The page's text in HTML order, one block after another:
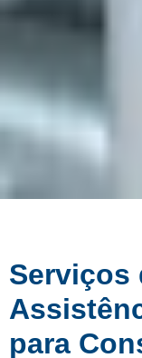
Serviços
para